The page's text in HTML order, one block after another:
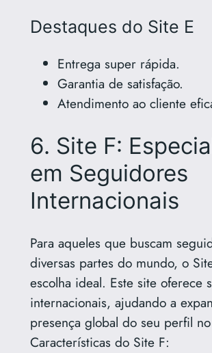
Destaques do Site E
Entrega super rápida.
Garantia de satisfação.
Atendimento ao cliente
6. Site F:
em Seguidores
Internacionais
Para aqueles que buscam
diversas partes do mundo, o
escolha ideal. Este site oferece
internacionais, ajudando a
presença global do seu perfil
Características do Site F: